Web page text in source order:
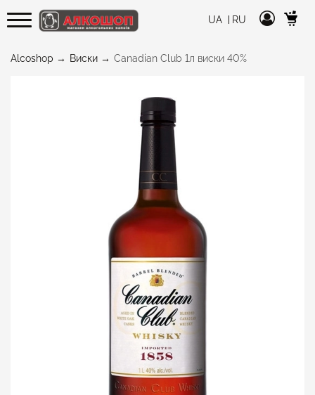
UA RU
Alcoshop Виски Canadian Club 1л виски 40%